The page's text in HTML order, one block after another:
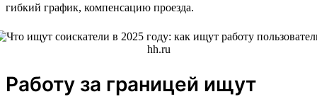
гибкий график, компенсацию проезда.
Работу за границей ищут